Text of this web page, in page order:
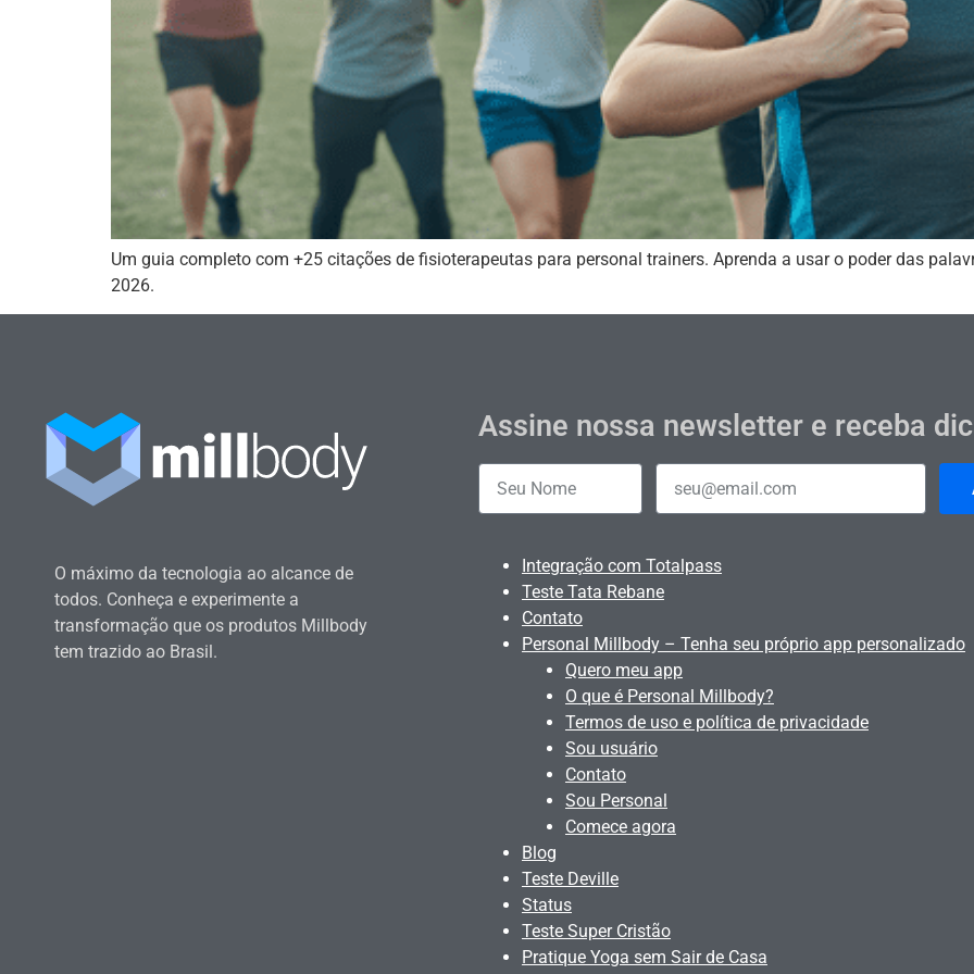
Um guia completo com +25 citações de fisioterapeutas para personal trainers. Aprenda a usar o poder das
2026.
O máximo da tecnologia ao alcance de
todos. Conheça e experimente a
transformação que os produtos Millbody
tem trazido ao Brasil.
Assine nossa newsletter e receba
Integração com Totalpass
Teste Tata Rebane
Contato
Personal Millbody – Tenha seu próprio app personalizado
Quero meu app
O que é Personal Millbody?
Termos de uso e política de privacidade
Sou usuário
Contato
Sou Personal
Comece agora
Blog
Teste Deville
Status
Teste Super Cristão
Pratique Yoga sem Sair de Casa